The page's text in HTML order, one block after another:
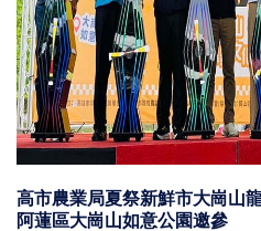
高市農業局夏祭新鮮市大崗山
阿蓮區大崗山如意公園邀參